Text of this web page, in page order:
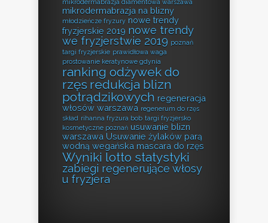
mikrodermabrazja diamentowa warszawa
mikrodermabrazja na blizny
młodzieńcze fryzury nowe trendy
fryzjerskie 2019 nowe trendy
we fryzjerstwie 2019 poznań
targi fryzjerskie prawidłowa waga
prostowanie keratynowe gdynia
ranking odżywek do
rzęs redukcja blizn
potrądzikowych regeneracja
włosów warszawa regenerum do rzęs
skład rihanna fryzura bob targi fryzjersko
kosmetyczne poznań usuwanie blizn
warszawa Usuwanie żylaków parą
wodną wegańska mascara do rzęs
Wyniki lotto statystyki
zabiegi regenerujące włosy
u fryzjera